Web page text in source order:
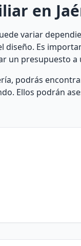
en
variar
Es
un presupuesto
podrás
Ellos podrán